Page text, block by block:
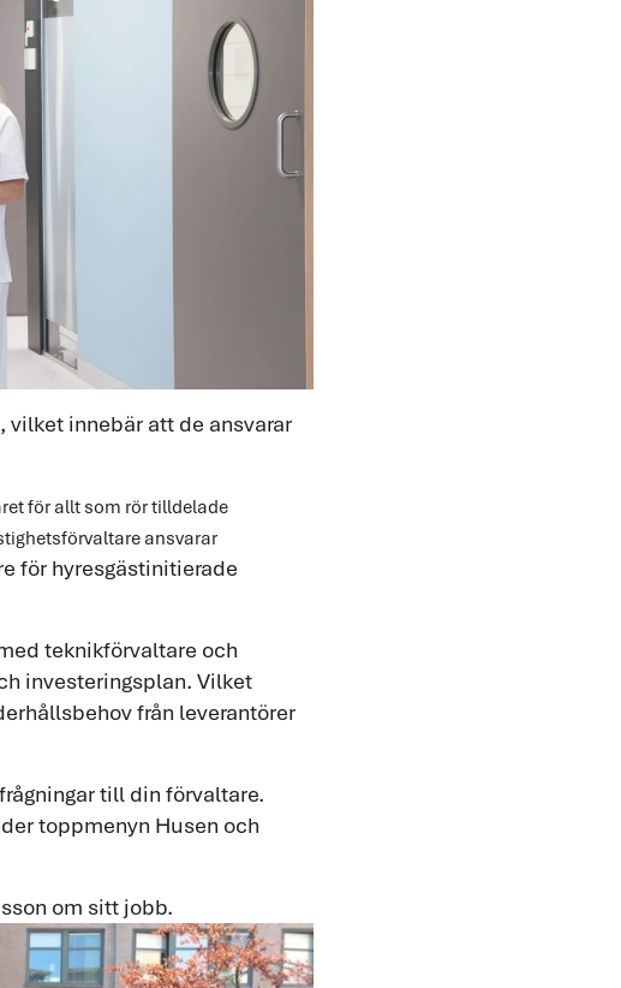
vilket innebär att de ansvarar
för allt som rör tilldelade
ansvarar
för hyresgästinitierade
teknikförvaltare och
investeringsplan. Vilket
från leverantörer
till din förvaltare.
toppmenyn Husen och
om sitt jobb.